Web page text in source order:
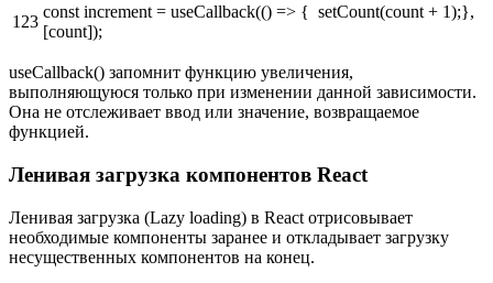
123
const increment = useCallback(() => { setCount(count + 1);},
[count]);
useCallback() запомнит функцию увеличения,
выполняющуюся только при изменении данной зависимости.
Она не отслеживает ввод или значение, возвращаемое
функцией.
Ленивая загрузка компонентов React
Ленивая загрузка (Lazy loading) в React отрисовывает
необходимые компоненты заранее и откладывает загрузку
несущественных компонентов на конец.